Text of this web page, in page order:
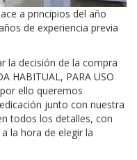
a principios del año
de experiencia previa
la decisión de la compra
HABITUAL, PARA USO
por ello queremos
junto con nuestra
todos los detalles, con
la hora de elegir la